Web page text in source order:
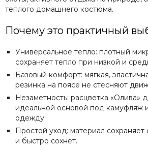
теплого домашнего костюма.
Почему это практичный
Универсальное тепло: плотный
сохраняет тепло при низкой и
Базовый комфорт: мягкая,
резинка на поясе не стесняют
Незаметность: расцветка «Олива»
идеальной основой под камуфляж
одежду.
Простой уход: материал
и быстро сохнет.